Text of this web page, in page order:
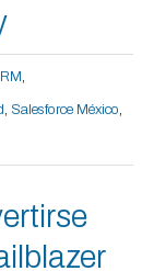
,
, Salesforce México,